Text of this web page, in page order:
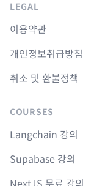
LEGAL
이용약관
개인정보취급방침
취소 및 환불정책
COURSES
Langchain 강의
Supabase 강의